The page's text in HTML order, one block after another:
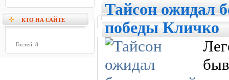
КТО НА САЙТЕ
Гостей: 8
Тайсон ожидал
победы Кличко